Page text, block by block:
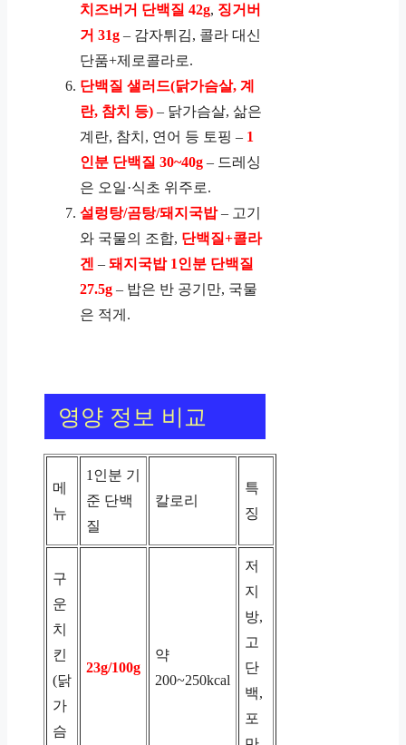
치즈버거 단백질 42g, 징거버
거 31g – 감자튀김, 콜라 대신
단품+제로콜라로.
단백질 샐러드(닭가슴살, 계
란, 참치 등) – 닭가슴살, 삶은
계란, 참치, 연어 등 토핑 – 1
인분 단백질 30~40g – 드레싱
은 오일·식초 위주로.
설렁탕/곰탕/돼지국밥– 고기
와 국물의 조합, 단백질+콜라
겐 – 돼지국밥 1인분 단백질
27.5g – 밥은 반 공기만, 국물
은 적게.
영양 정보 비교
메
뉴
1인분 기
준 단백
질
칼로리
특
징
구
운
치
킨
(닭
가
슴
23g/100g
약
200~250kcal
저
지
방,
고
단
백,
포